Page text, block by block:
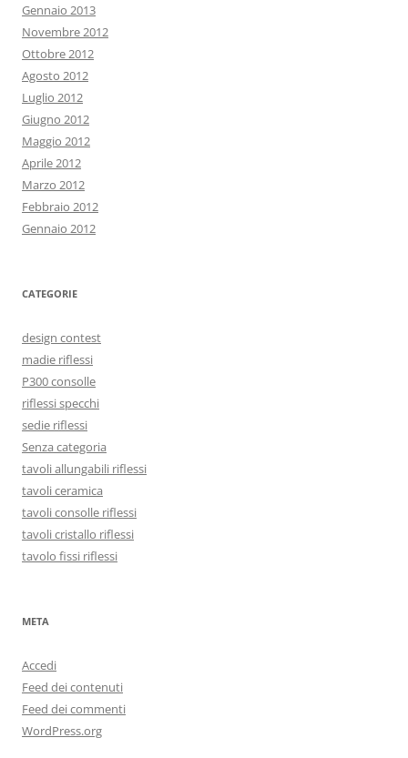
Gennaio 2013
Novembre 2012
Ottobre 2012
Agosto 2012
Luglio 2012
Giugno 2012
Maggio 2012
Aprile 2012
Marzo 2012
Febbraio 2012
Gennaio 2012
CATEGORIE
design contest
madie riflessi
P300 consolle
riflessi specchi
sedie riflessi
Senza categoria
tavoli allungabili riflessi
tavoli ceramica
tavoli consolle riflessi
tavoli cristallo riflessi
tavolo fissi riflessi
META
Accedi
Feed dei contenuti
Feed dei commenti
WordPress.org